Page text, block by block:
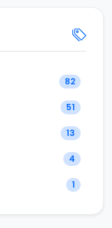
82
51
13
4
1